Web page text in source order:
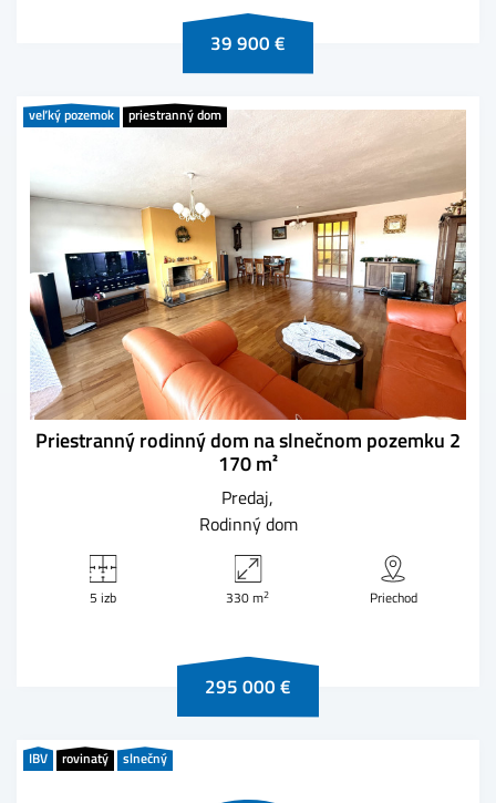
39 900 €
veľký pozemok priestranný dom
Priestranný rodinný dom na slnečnom pozemku 2
170 m²
Predaj
Rodinný dom
5 izb 330 m2 Priechod
295 000 €
IBV rovinatý slnečný